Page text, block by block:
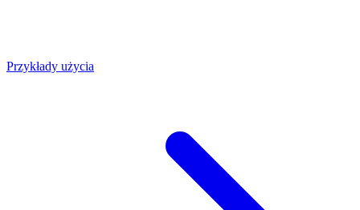
Przykłady użycia